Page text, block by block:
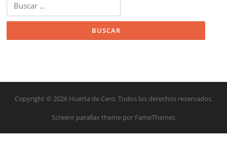
Copyright © 2026 Huerta de Cero. Todos los derechos reservados.
Screenr parallax theme por FameThemes